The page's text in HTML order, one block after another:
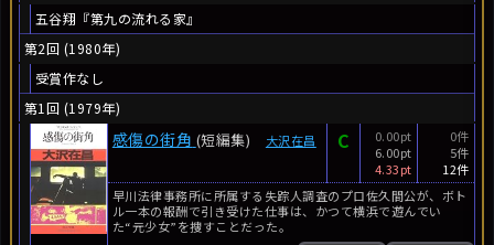
五谷翔『第九の流れる家』
第2回 (1980年)
受賞作なし
第1回 (1979年)
感傷の街角 (短編集) 大沢在昌 C
0.00pt
6.00pt
4.33pt
0件
5件
12件
早川法律事務所に所属する失踪人調査のプロ佐久間公が、ボト
ル一本の報酬で引き受けた仕事は、かつて横浜で遊んでい
た“元少女”を捜すことだった。